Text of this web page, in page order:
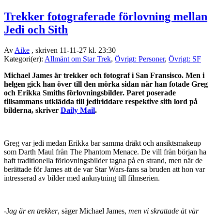
Trekker fotograferade förlovning mellan
Jedi och Sith
Av Aike , skriven 11-11-27 kl. 23:30
Kategori(er): Allmänt om Star Trek, Övrigt: Personer, Övrigt: SF
Michael James är trekker och fotograf i San Fransisco. Men i
helgen gick han över till den mörka sidan när han fotade Greg
och Erikka Smiths förlovningsbilder. Paret poserade
tillsammans utklädda till jediriddare respektive sith lord på
bilderna, skriver Daily Mail.
Greg var jedi medan Erikka bar samma dräkt och ansiktsmakeup
som Darth Maul från The Phantom Menace. De vill från början ha
haft traditionella förlovningsbilder tagna på en strand, men när de
berättade för James att de var Star Wars-fans sa bruden att hon var
intresserad av bilder med anknytning till filmserien.
-Jag är en trekker, säger Michael James, men vi skrattade åt vår